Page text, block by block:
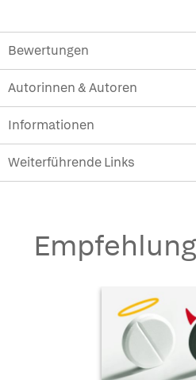
Bewertungen
Autorinnen & Autoren
Informationen
Weiterführende Links